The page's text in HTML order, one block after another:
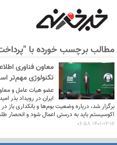
مطالب برچسب خورده با
معاون فناوری
تکنولوژی مهم‌تر
عضو هیات عامل و
ایران در رویداد بذر
برگزار شد، درباره وضعیت بوم‌ها و بانکداری
اکوسیستم باید به درستی اعمال شود و انحصار
1401-12-16 06:58